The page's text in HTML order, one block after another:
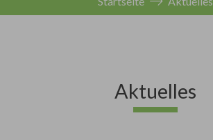
Aktuelles